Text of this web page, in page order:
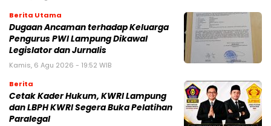
Berita Utama
Dugaan Ancaman terhadap Keluarga
Pengurus PWI Lampung Dikawal
Legislator dan Jurnalis
Kamis, 6 Agu 2026 - 19:52 WIB
Berita
Cetak Kader Hukum, KWRI Lampung
dan LBPH KWRI Segera Buka Pelatihan
Paralegal